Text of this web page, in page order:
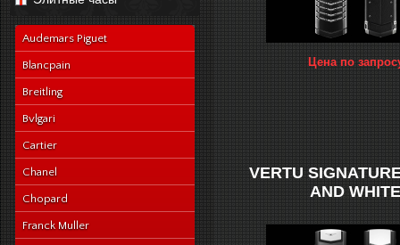
Audemars Piguet
Blancpain
Breitling
Bvlgari
Cartier
Chanel
Chopard
Franck Muller
Цена по
VERTU
AND WHITE